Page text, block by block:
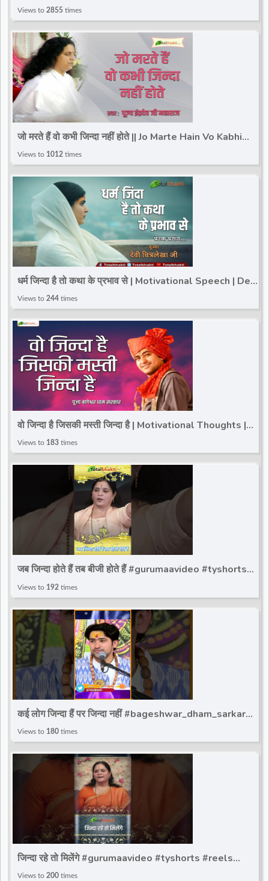
Totalbhakti | Motivational Thoughts
Views to 2855 times
जो मरते हैं वो कभी जिन्दा नहीं होते || Jo Marte Hain Vo Kabhi
Jinda Nahi Hote || IndradevJi Maharaj
Views to 1012 times
धर्म जिन्दा है तो कथा के प्रभाव से | Motivational Speech | Devi
Chitralekha Ji
Views to 244 times
वो जिन्दा है जिसकी मस्ती जिन्दा है | Motivational Thoughts |
Bageshwar Dham Sarkar
Views to 183 times
जब जिन्दा होते हैं तब बीजी होते हैं #gurumaavideo #tyshorts
#reels #totalbhakti #viralvideoreels
Views to 192 times
कई लोग जिन्दा हैं पर जिन्दा नहीं #bageshwar_dham_sarkar
#reels #totalbhakti #bdsshorts
Views to 180 times
जिन्दा रहे तो मिलेंगे #gurumaavideo #tyshorts #reels
#totalbhakti #short #reels
Views to 200 times